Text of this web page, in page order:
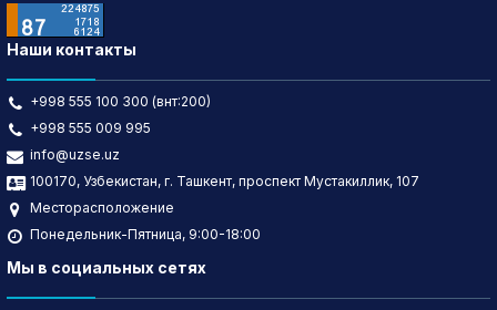
Наши контакты
+998 555 100 300 (внт:200)
+998 555 009 995
info@uzse.uz
100170, Узбекистан, г. Ташкент, проспект Мустакиллик, 107
Месторасположение
Понедельник-Пятница, 9:00-18:00
Мы в социальных сетях